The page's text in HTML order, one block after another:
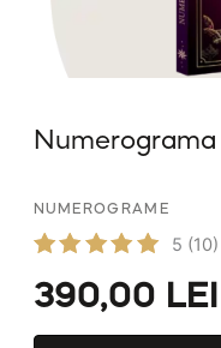
NUMEROGRAME
la
din 5
5 (10)
390,00 LEI